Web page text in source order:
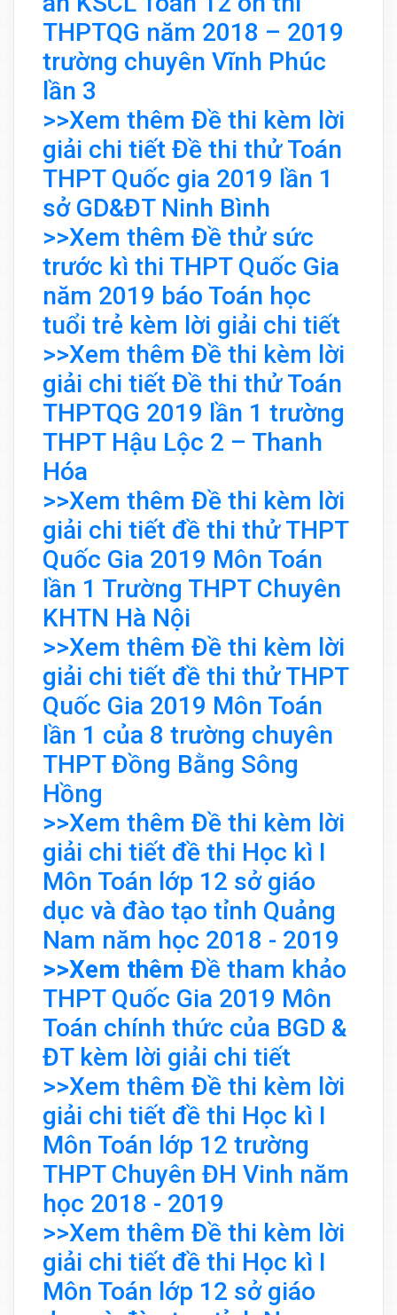
THPTQG năm 2018 – 2019
trường chuyên Vĩnh Phúc
lần 3
>>Xem thêm Đề thi kèm lời
giải chi tiết Đề thi thử Toán
THPT Quốc gia 2019 lần 1
sở GD&ĐT Ninh Bình
>>Xem thêm Đề thử sức
trước kì thi THPT Quốc Gia
năm 2019 báo Toán học
tuổi trẻ kèm lời giải chi tiết
>>Xem thêm Đề thi kèm lời
giải chi tiết Đề thi thử Toán
THPTQG 2019 lần 1 trường
THPT Hậu Lộc 2 – Thanh
Hóa
>>Xem thêm Đề thi kèm lời
giải chi tiết đề thi thử THPT
Quốc Gia 2019 Môn Toán
lần 1 Trường THPT Chuyên
KHTN Hà Nội
>>Xem thêm Đề thi kèm lời
giải chi tiết đề thi thử THPT
Quốc Gia 2019 Môn Toán
lần 1 của 8 trường chuyên
THPT Đồng Bằng Sông
Hồng
>>Xem thêm Đề thi kèm lời
giải chi tiết đề thi Học kì I
Môn Toán lớp 12 sở giáo
dục và đào tạo tỉnh Quảng
Nam năm học 2018 - 2019
>>Xem thêm Đề tham khảo
THPT Quốc Gia 2019 Môn
Toán chính thức của BGD &
ĐT kèm lời giải chi tiết
>>Xem thêm Đề thi kèm lời
giải chi tiết đề thi Học kì I
Môn Toán lớp 12 trường
THPT Chuyên ĐH Vinh năm
học 2018 - 2019
>>Xem thêm Đề thi kèm lời
giải chi tiết đề thi Học kì I
Môn Toán lớp 12 sở giáo